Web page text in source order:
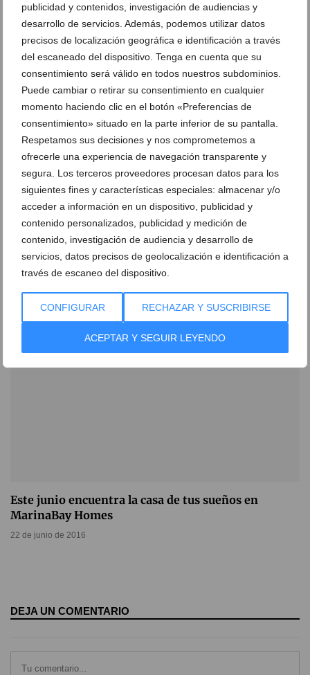
publicidad y contenidos, investigación de audiencias y
desarrollo de servicios. Además, podemos utilizar datos
precisos de localización geográfica e identificación a través
del escaneado del dispositivo. Tenga en cuenta que su
consentimiento será válido en todos nuestros subdominios.
Puede cambiar o retirar su consentimiento en cualquier
momento haciendo clic en el botón «Preferencias de
consentimiento» situado en la parte inferior de su pantalla.
Respetamos sus decisiones y nos comprometemos a
ofrecerle una experiencia de navegación transparente y
segura. Los terceros proveedores procesan datos para los
siguientes fines y características especiales: almacenar y/o
acceder a información en un dispositivo, publicidad y
contenido personalizados, publicidad y medición de
contenido, investigación de audiencia y desarrollo de
servicios, datos precisos de geolocalización e identificación a
través de escaneo del dispositivo.
CONFIGURAR RECHAZAR Y SUSCRIBIRSE
ACEPTAR Y SEGUIR LEYENDO
03 de agosto de 2016
MarinaBay Homes presenta magníficas viviendas
para comprar o alquilar muy cerca de la playa
25 de julio de 2016
Este junio encuentra la casa de tus sueños en
MarinaBay Homes
22 de junio de 2016
DEJA UN COMENTARIO